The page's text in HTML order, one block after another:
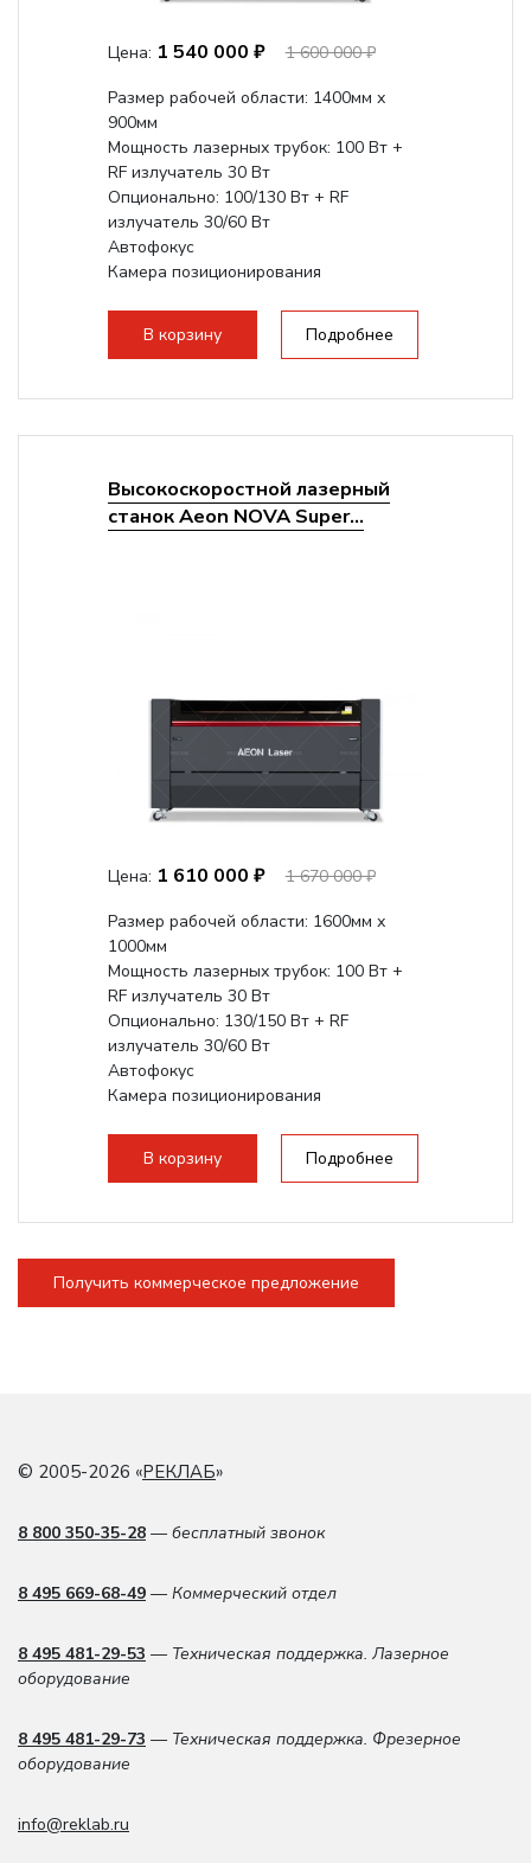
Цена: 1 540 000 ₽
1 600 000 ₽
Размер рабочей области: 1400мм х
900мм
Мощность лазерных трубок: 100 Вт +
RF излучатель 30 Вт
Опционально: 100/130 Вт + RF
излучатель 30/60 Вт
Автофокус
Камера позиционирования
2000 мм/с...
В корзину Подробнее
Высокоскоростной лазерный
станок Aeon NOVA Super...
Цена: 1 610 000 ₽
1 670 000 ₽
Размер рабочей области: 1600мм х
1000мм
Мощность лазерных трубок: 100 Вт +
RF излучатель 30 Вт
Опционально: 130/150 Вт + RF
излучатель 30/60 Вт
Автофокус
Камера позиционирования
2000 мм/с...
В корзину Подробнее
Получить коммерческое предложение
© 2005-2026 «РЕКЛАБ»
8 800 350-35-28 — бесплатный звонок
8 495 669-68-49 — Коммерческий отдел
8 495 481-29-53 — Техническая поддержка. Лазерное
оборудование
8 495 481-29-73 — Техническая поддержка. Фрезерное
оборудование
info@reklab.ru